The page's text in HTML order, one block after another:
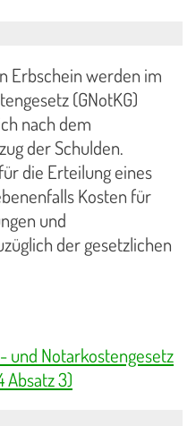
Erbschein werden im
(GNotKG)
nach dem
der Schulden.
die Erteilung eines
Kosten für
und
der gesetzlichen
und Notarkostengesetz
Absatz 3)